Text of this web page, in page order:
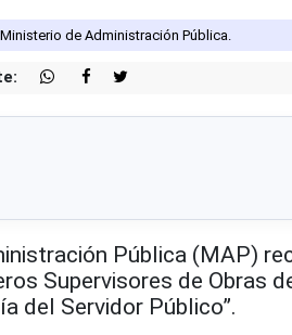
de Administración Pública.
Pública (MAP)
Supervisores de Obras
del Servidor Público”.